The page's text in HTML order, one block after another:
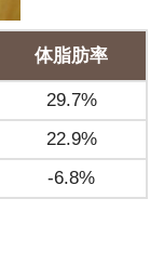
体脂肪率
29.7%
22.9%
-6.8%